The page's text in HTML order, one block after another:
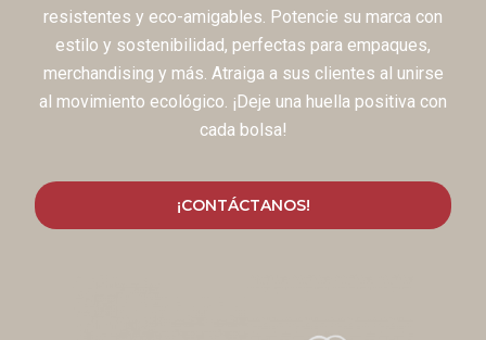
resistentes y eco-amigables. Potencie su marca con
estilo y sostenibilidad, perfectas para empaques,
merchandising y más. Atraiga a sus clientes al unirse
al movimiento ecológico. ¡Deje una huella positiva con
cada bolsa!
¡CONTÁCTANOS!